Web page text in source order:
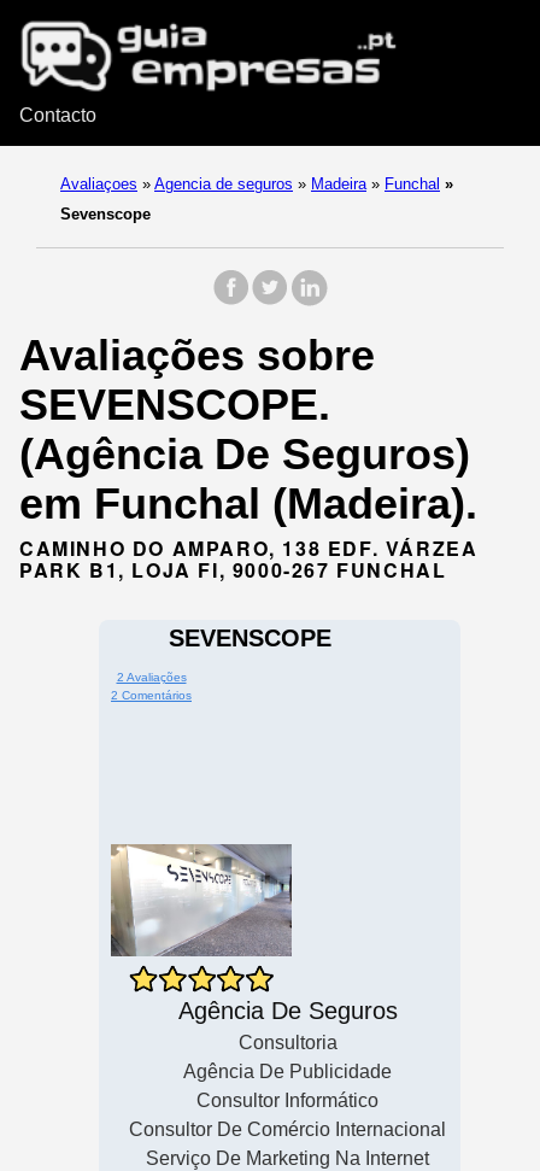
Contacto
Avaliaçoes » Agencia de seguros » Madeira » Funchal »
Sevenscope
Avaliações sobre
SEVENSCOPE.
(Agência De Seguros)
em Funchal (Madeira).
CAMINHO DO AMPARO, 138 EDF. VÁRZEA
PARK B1, LOJA FI, 9000-267 FUNCHAL
SEVENSCOPE
2 Avaliações
2 Comentários
Agência De Seguros
Consultoria
Agência De Publicidade
Consultor Informático
Consultor De Comércio Internacional
Serviço De Marketing Na Internet